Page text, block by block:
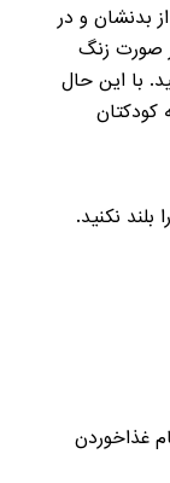
بدنشان و در
صورت زنگ
با اين حال
نکنید.
غذاخوردن